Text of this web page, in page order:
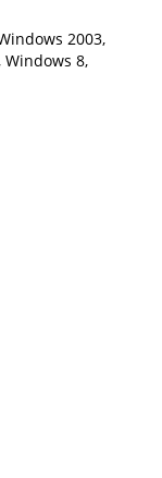
2003,
Windows 8,